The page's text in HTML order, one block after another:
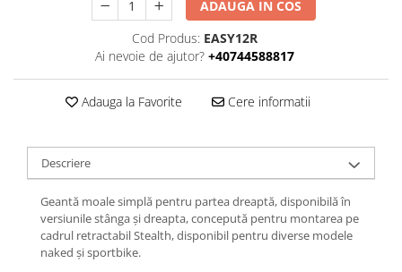
ADAUGA IN COS
Cod Produs: EASY12R
Ai nevoie de ajutor? +40744588817
Adauga la Favorite Cere informatii
Descriere
Geantă moale simplă pentru partea dreaptă, disponibilă în
versiunile stânga și dreapta, concepută pentru montarea pe
cadrul retractabil Stealth, disponibil pentru diverse modele
naked și sportbike.